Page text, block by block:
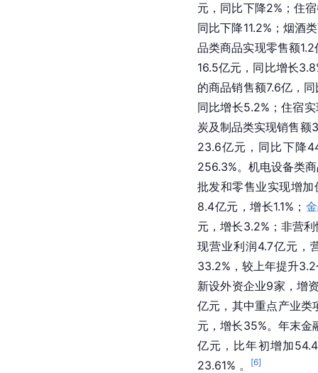
元，同比下降2%；住
同比下降11.2%；烟酒
品类商品实现零售额
16.5亿元，同比增长
的商品销售额7.6亿，
同比增长5.2%；住宿
炭及制品类实现销售额
23.6亿元，同比下降
256.3%。机电设备类
批发和零售业实现增
8.4亿元，增长1.1%；
元，增长3.2%；非营
现营业利润4.7亿元，
33.2%，较上年提升
新设外资企业9家，增
亿元，其中重点产业类
元，增长35%。年末
亿元，比年初增加
23.61% 。
[6]